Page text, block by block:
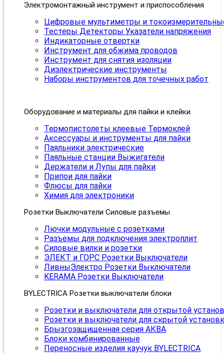
Электромонтажный инструмент и приспособления
Цифровые мультиметры и
Тестеры Детекторы Указатели напряжения
Индикаторные отвертки
Инструмент для обжима проводов
Инструмент для снятия изоляции
Диэлектрические инструменты
Наборы инструментов для точечных работ
Оборудование и материалы для пайки и клейки
Термопистолеты клеевые Термоклей
Аксессуары и инструменты для пайки
Паяльники электрические
Паяльные станции Выжигатели
Держатели и Лупы для пайки
Припои для пайки
Флюсы для пайки
Химия для электроники
Розетки Выключатели Силовые разъемы
Лючки модульные с розетками
Разъемы для подключения электроплит
Силовые вилки и розетки
ЭЛЕКТ и ГОРС Розетки Выключатели
ЛивныЭлектро Розетки Выключатели
KERAMA Розетки Выключатели
BYLECTRICA Розетки выключатели блоки
Розетки и выключатели для открытой
Розетки и выключатели для скрытой
Брызгозащищенная серия АКВА
Блоки комбинированные
Переносные изделия каучук BYLECTRICA